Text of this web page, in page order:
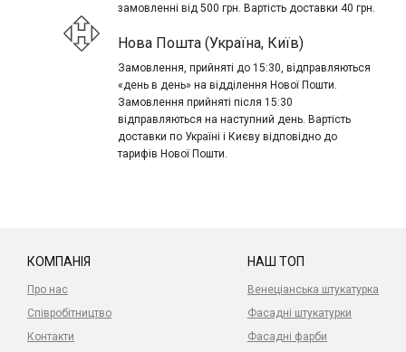
замовленні від 500 грн. Вартість доставки 40 грн.
Нова Пошта (Україна, Київ)
Замовлення, прийняті до 15:30, відправляються
«день в день» на відділення Нової Пошти.
Замовлення прийняті після 15:30
відправляються на наступний день. Вартість
доставки по Україні і Києву відповідно до
тарифів Нової Пошти.
КОМПАНІЯ
Про нас
Співробітництво
Контакти
НАШ ТОП
Венеціанська штукатурка
Фасадні штукатурки
Фасадні фарби